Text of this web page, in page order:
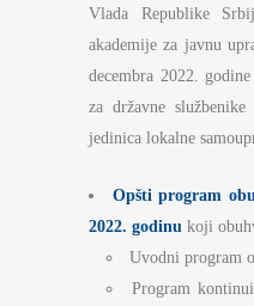
Vlada Republike
akademije za javnu
decembra 2022.
za državne
jedinica lokalne
Opšti program
2022. godinu koji
Uvodni program
Program